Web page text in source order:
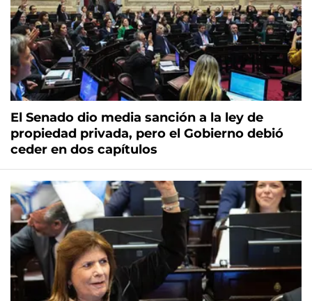
El Senado dio media sanción a la ley de
propiedad privada, pero el Gobierno debió
ceder en dos capítulos